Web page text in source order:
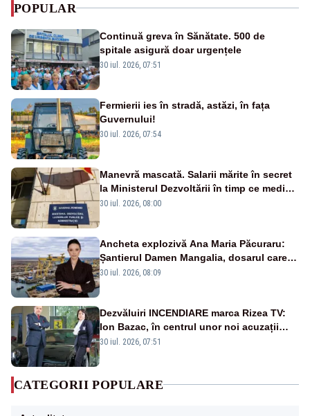
POPULAR
Continuă greva în Sănătate. 500 de
spitale asigură doar urgențele
30 iul. 2026, 07:51
Fermierii ies în stradă, astăzi, în fața
Guvernului!
30 iul. 2026, 07:54
Manevră mascată. Salarii mărite în secret
la Ministerul Dezvoltării în timp ce medicii
ies în stradă
30 iul. 2026, 08:00
Ancheta explozivă Ana Maria Păcuraru:
Șantierul Damen Mangalia, dosarul care
scufundă apărarea României
30 iul. 2026, 08:09
Dezvăluiri INCENDIARE marca Rizea TV:
Ion Bazac, în centrul unor noi acuzații
publice
30 iul. 2026, 07:51
CATEGORII POPULARE